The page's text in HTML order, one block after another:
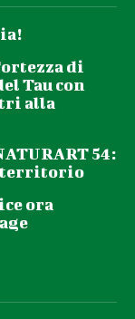
di
Tau con
alla
54:
territorio
ora